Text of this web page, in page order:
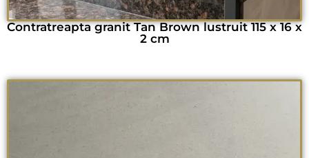
Contratreapta granit Tan Brown lustruit 115 x 16 x
2 cm